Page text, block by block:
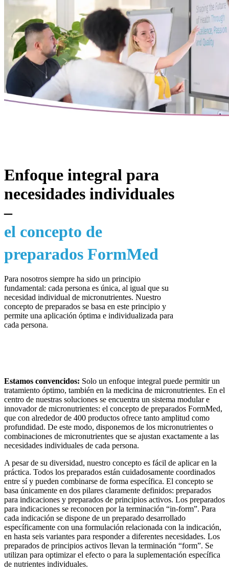
Enfoque integral para
necesidades individuales
–
el concepto de
preparados FormMed
Para nosotros siempre ha sido un principio
fundamental: cada persona es única, al igual que su
necesidad individual de micronutrientes. Nuestro
concepto de preparados se basa en este principio y
permite una aplicación óptima e individualizada para
cada persona.
Estamos convencidos: Solo un enfoque integral puede permitir un
tratamiento óptimo, también en la medicina de micronutrientes. En el
centro de nuestras soluciones se encuentra un sistema modular e
innovador de micronutrientes: el concepto de preparados FormMed,
que con alrededor de 400 productos ofrece tanto amplitud como
profundidad. De este modo, disponemos de los micronutrientes o
combinaciones de micronutrientes que se ajustan exactamente a las
necesidades individuales de cada persona.
A pesar de su diversidad, nuestro concepto es fácil de aplicar en la
práctica. Todos los preparados están cuidadosamente coordinados
entre sí y pueden combinarse de forma específica. El concepto se
basa únicamente en dos pilares claramente definidos: preparados
para indicaciones y preparados de principios activos. Los preparados
para indicaciones se reconocen por la terminación “in-form”. Para
cada indicación se dispone de un preparado desarrollado
específicamente con una formulación relacionada con la indicación,
en hasta seis variantes para responder a diferentes necesidades. Los
preparados de principios activos llevan la terminación “form”. Se
utilizan para optimizar el efecto o para la suplementación específica
de nutrientes individuales.